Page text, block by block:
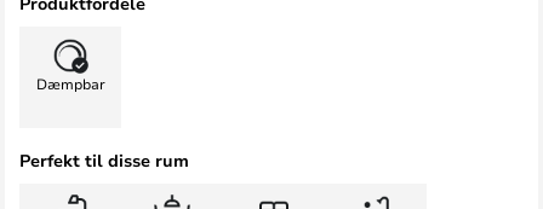
Dæmpbar
Perfekt til disse rum